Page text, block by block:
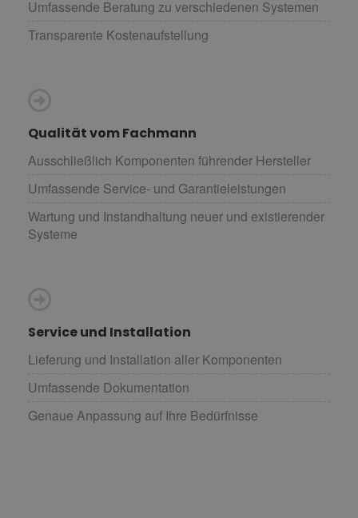
Umfassende Beratung zu verschiedenen Systemen
Transparente Kostenaufstellung
Qualität vom Fachmann
Ausschließlich Komponenten führender Hersteller
Umfassende Service- und Garantieleistungen
Wartung und Instandhaltung neuer und existierender
Systeme
Service und Installation
Lieferung und Installation aller Komponenten
Umfassende Dokumentation
Genaue Anpassung auf Ihre Bedürfnisse